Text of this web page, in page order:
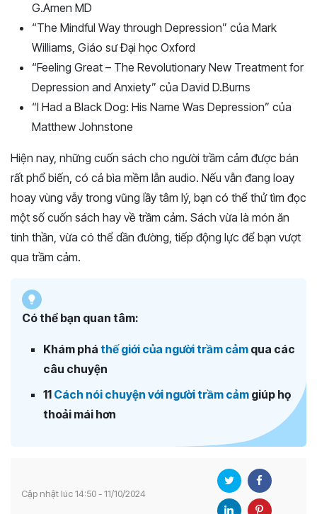
G.Amen MD
“The Mindful Way through Depression” của Mark
Williams, Giáo sư Đại học Oxford
“Feeling Great – The Revolutionary New Treatment for
Depression and Anxiety” của David D.Burns
“I Had a Black Dog: His Name Was Depression” của
Matthew Johnstone
Hiện nay, những cuốn sách cho người trầm cảm được bán
rất phổ biến, có cả bìa mềm lẫn audio. Nếu vẫn đang loay
hoay vùng vẫy trong vũng lầy tâm lý, bạn có thể thử tìm đọc
một số cuốn sách hay về trầm cảm. Sách vừa là món ăn
tinh thần, vừa có thể dần đường, tiếp động lực để bạn vượt
qua trầm cảm.
Có thể bạn quan tâm:
Khám phá thế giới của người trầm cảm qua các
câu chuyện
11 Cách nói chuyện với người trầm cảm giúp họ
thoải mái hơn
Cập nhật lúc 14:50 - 11/10/2024